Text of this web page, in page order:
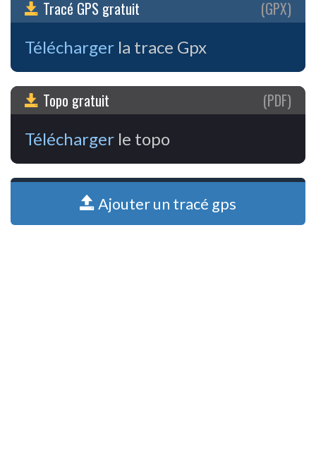
Tracé GPS gratuit (GPX)
Télécharger la trace Gpx
Topo gratuit (PDF)
Télécharger le topo
Ajouter un tracé gps